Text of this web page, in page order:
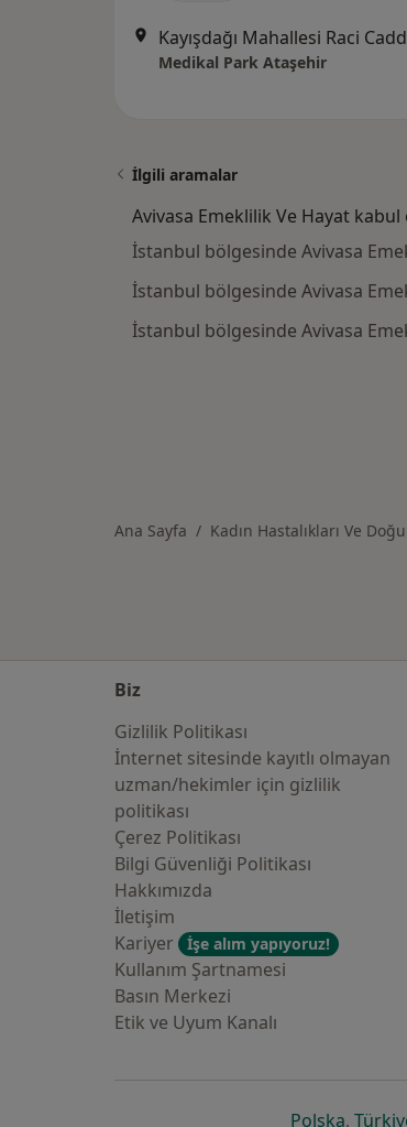
Medikal Park Ataşehir
İlgili aramalar
Avivasa Emeklilik Ve Hayat
İstanbul bölgesinde Avivasa
İstanbul bölgesinde Avivasa
İstanbul bölgesinde Avivasa
Ana Sayfa Kadın Hastalıkları Ve
Biz
Gizlilik Politikası
İnternet sitesinde kayıtlı olmayan
uzman/hekimler i̇çin gizlilik
politikası
Çerez Politikası
Bilgi Güvenliği Politikası
Hakkımızda
İletişim
Kariyer
İşe alım yapıyoruz!
Kullanım Şartnamesi
Basın Merkezi
Etik ve Uyum Kanalı
Polskayeni bir
,